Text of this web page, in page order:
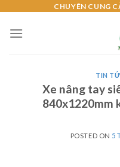
content
CHUYÊN CUNG
TIN
Xe nâng tay
840x1220mm
POSTED ON 5